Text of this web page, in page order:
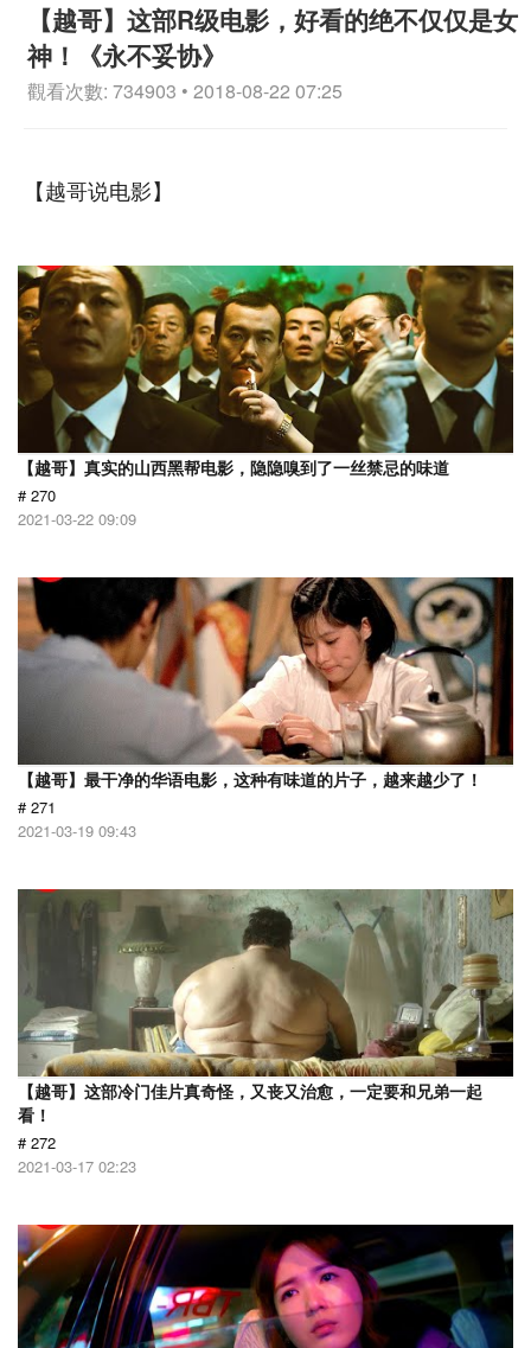
【越哥】这部R级电影，好看的绝不仅仅是女
神！《永不妥协》
觀看次數: 734903 • 2018-08-22 07:25
【越哥说电影】
【越哥】真实的山西黑帮电影，隐隐嗅到了一丝禁忌的味道
# 270
2021-03-22 09:09
【越哥】最干净的华语电影，这种有味道的片子，越来越少了！
# 271
2021-03-19 09:43
【越哥】这部冷门佳片真奇怪，又丧又治愈，一定要和兄弟一起
看！
# 272
2021-03-17 02:23